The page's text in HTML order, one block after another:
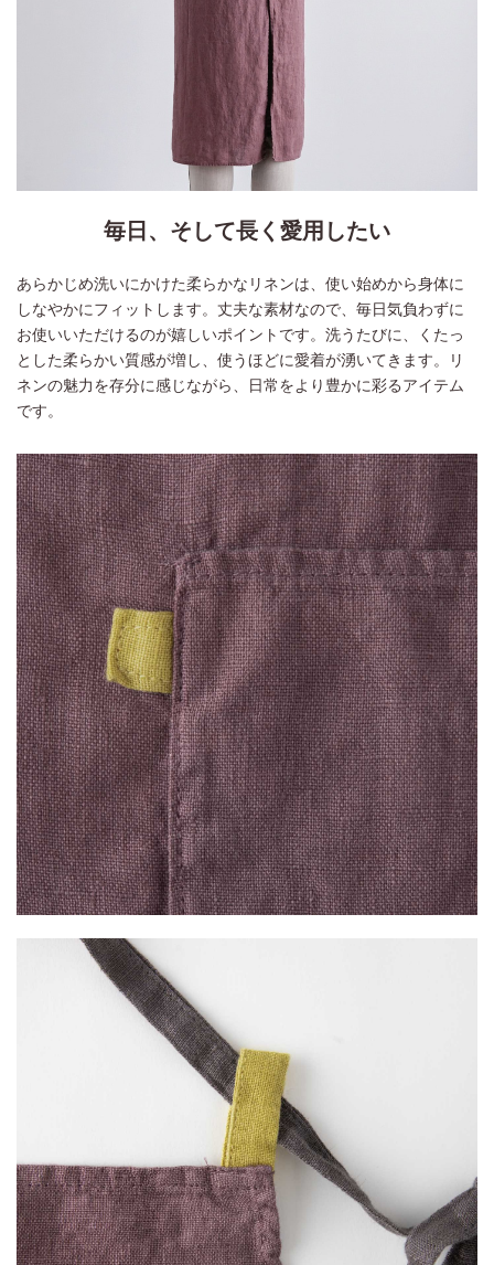
毎日、そして長く愛用したい
あらかじめ洗いにかけた柔らかなリネンは、使い始めから身体に
しなやかにフィットします。丈夫な素材なので、毎日気負わずに
お使いいただけるのが嬉しいポイントです。洗うたびに、くたっ
とした柔らかい質感が増し、使うほどに愛着が湧いてきます。リ
ネンの魅力を存分に感じながら、日常をより豊かに彩るアイテム
です。